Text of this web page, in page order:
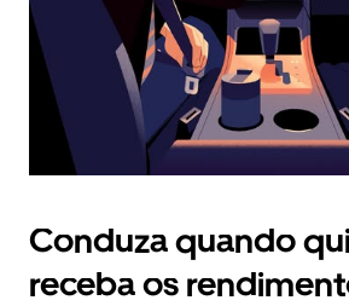
o
calendário.
Conduza quando
receba os